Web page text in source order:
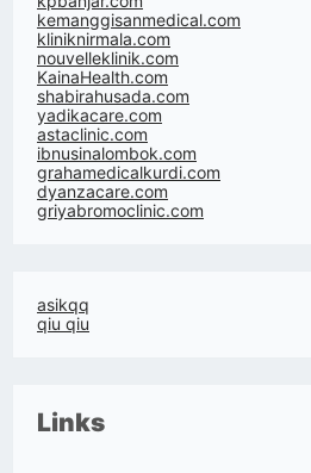
kemanggisanmedical.com
kliniknirmala.com
nouvelleklinik.com
KainaHealth.com
shabirahusada.com
yadikacare.com
astaclinic.com
ibnusinalombok.com
grahamedicalkurdi.com
dyanzacare.com
griyabromoclinic.com
asikqq
qiu qiu
Links